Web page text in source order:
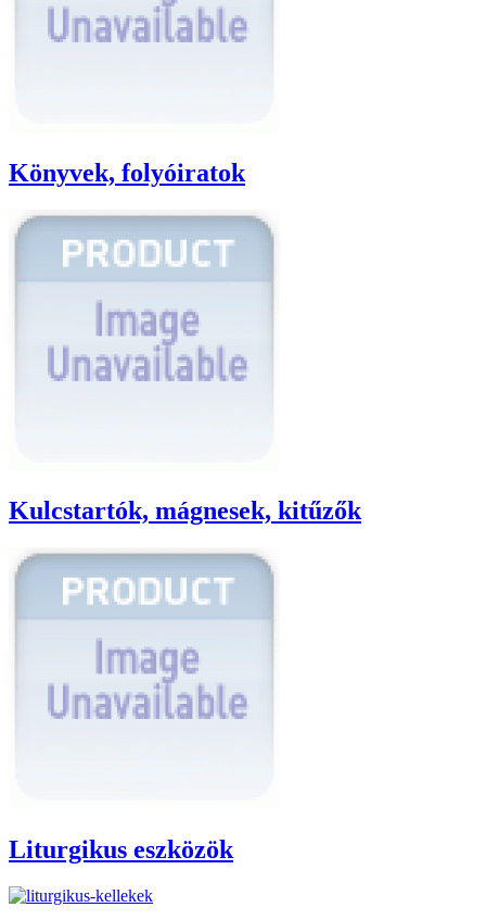
Könyvek, folyóiratok
Kulcstartók, mágnesek, kitűzők
Liturgikus eszközök